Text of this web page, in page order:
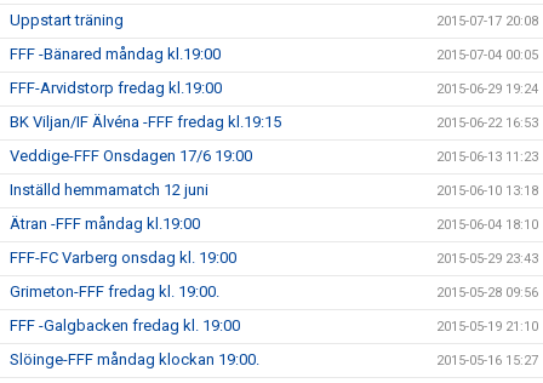
Uppstart träning 2015-07-17 20:08
FFF -Bänared måndag kl.19:00 2015-07-04 00:05
FFF-Arvidstorp fredag kl.19:00 2015-06-29 19:24
BK Viljan/IF Älvéna -FFF fredag kl.19:15 2015-06-22 16:53
Veddige-FFF Onsdagen 17/6 19:00 2015-06-13 11:23
Inställd hemmamatch 12 juni 2015-06-10 13:18
Ätran -FFF måndag kl.19:00 2015-06-04 18:10
FFF-FC Varberg onsdag kl. 19:00 2015-05-29 23:43
Grimeton-FFF fredag kl. 19:00. 2015-05-28 09:56
FFF -Galgbacken fredag kl. 19:00 2015-05-19 21:10
Slöinge-FFF måndag klockan 19:00. 2015-05-16 15:27